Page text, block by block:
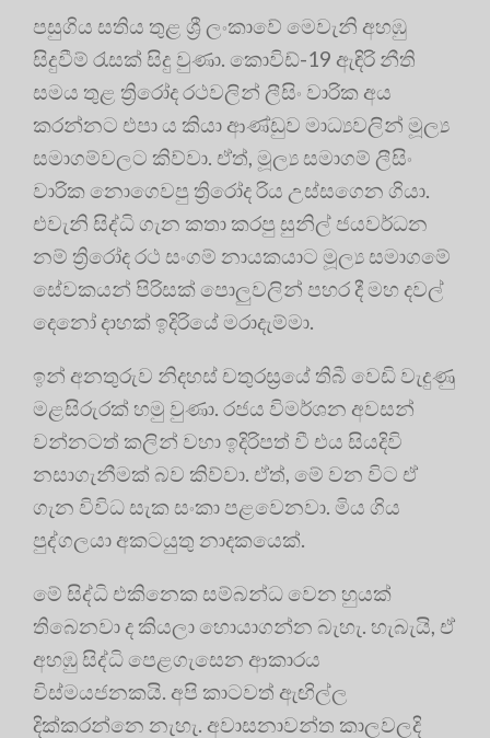
පසුගිය සතිය තුළ ශ්‍රී ලංකාවේ මෙවැනි අහඹු
සිදුවීම් රැසක් සිදු වුණා. කොවිඩ්-19 ඇඳිරි නීති
සමය තුළ ත්‍රිරෝද රථවලින් ලීසිං වාරික අය
කරන්නට එපා ය කියා ආණ්ඩුව මාධ්‍යවලින් මූල්‍ය
සමාගම්වලට කිව්වා. ඒත්, මූල්‍ය සමාගම් ලීසිං
වාරික නොගෙවපු ත්‍රිරෝද රිය උස්සගෙන ගියා.
එවැනි සිද්ධි ගැන කතා කරපු සුනිල් ජයවර්ධන
නම් ත්‍රිරෝද රථ සංගම් නායකයාට මූල්‍ය සමාගමේ
සේවකයන් පිරිසක් පොලුවලින් පහර දී මහ දවල්
දෙනෝ දාහක් ඉදිරියේ මරාදැම්මා.
ඉන් අනතුරුව නිදහස් චතුරස්‍රයේ තිබී වෙඩි වැදුණු
මළසිරුරක් හමු වුණා. රජය විමර්ශන අවසන්
වන්නටත් කලින් වහා ඉදිරිපත් වී එය සියදිවි
නසාගැනීමක් බව කිව්වා. ඒත්, මේ වන විට ඒ
ගැන විවිධ සැක සංකා පළවෙනවා. මිය ගිය
පුද්ගලයා අකටයුතු නාදකයෙක්.
මේ සිද්ධි එකිනෙක සම්බන්ධ වෙන හුයක්
තිබෙනවා ද කියලා හොයාගන්න බැහැ. හැබැයි, ඒ
අහඹු සිද්ධි පෙළගැසෙන ආකාරය
විස්මයජනකයි. අපි කාටවත් ඇඟිල්ල
දික්කරන්නෙ නැහැ. අවාසනාවන්ත කාලවලදි